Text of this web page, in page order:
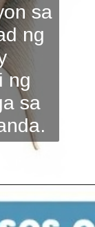
sa
ng
ng
sa